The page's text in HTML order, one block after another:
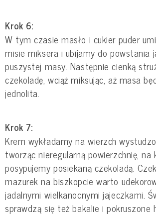
Krok 6:
W tym czasie masło i cukier puder
misie miksera i ubijamy do powstania
puszystej masy. Następnie cienką
czekoladę, wciąż miksując, aż masa
jednolita.
Krok 7:
Krem wykładamy na wierzch
tworząc nieregularną powierzchnię, na
posypujemy posiekaną czekoladą.
mazurek na biszkopcie warto
jadalnymi wielkanocnymi jajeczkami.
sprawdzą się też bakalie i pokruszone